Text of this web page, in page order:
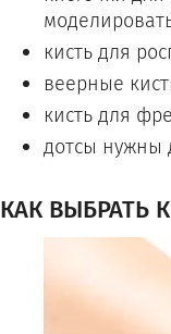
кисть для
веерные
кисть для
дотсы нужны
КАК ВЫБРАТЬ